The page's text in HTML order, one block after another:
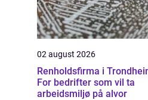
02 august 2026
Renholdsfirma i
For bedrifter som vil ta
arbeidsmiljø på alvor